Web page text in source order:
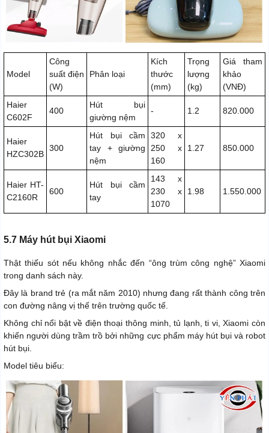
Model
Công
suất điện
(W)
Phân loại
Kích
thước
(mm)
Trọng
lượng
(kg)
Giá tham
khảo
(VNĐ)
Haier
C602F
400
Hút bụi
giường nệm
- 1.2 820.000
Haier
HZC302B
300
Hút bụi cầm
tay + giường
nệm
320 x
250 x
160
1.27 850.000
Haier HT-
C2160R
600
Hút bụi cầm
tay
143 x
230 x
1070
1.98 1.550.000
5.7 Máy hút bụi Xiaomi
Thật thiếu sót nếu không nhắc đến “ông trùm công nghệ” Xiaomi
trong danh sách này.
Đây là brand trẻ (ra mắt năm 2010) nhưng đang rất thành công trên
con đường nâng vị thế trên trường quốc tế.
Không chỉ nổi bật về điện thoại thông minh, tủ lạnh, ti vi, Xiaomi còn
khiến người dùng trầm trồ bởi những cực phẩm máy hút bụi và robot
hút bụi.
Model tiêu biểu: